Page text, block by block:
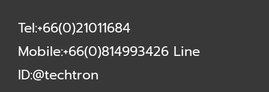
Tel:+66(0)21011684
Mobile:+66(0)814993426 Line
ID:@techtron